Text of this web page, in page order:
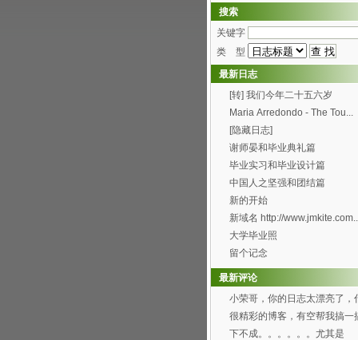
搜索
关键字
类 型
最新日志
[转] 我们今年二十五六岁
Maria Arredondo - The Tou...
[隐藏日志]
谢师晏和毕业典礼篇
毕业实习和毕业设计篇
中国人之坚强和团结篇
新的开始
新域名 http://
大学毕业照
留个记念
最新评论
小荣哥，你的日志太漂亮了，
时候有空帮我也搞一个...
很精彩的博客，有空帮我搞一
可以吗？[smile...
下不成。。。。。。尤其是